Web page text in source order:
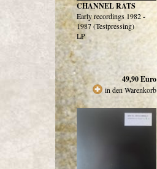
CHANNEL RATS
Early recordings 1982 -
1987 (Testpressing)
LP
49,90Euro
in den Warenkorb